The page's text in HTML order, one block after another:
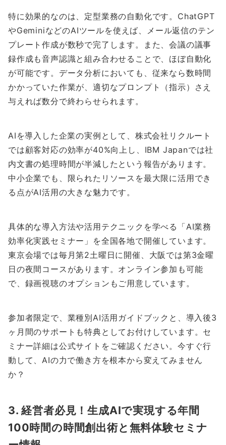
特に効果的なのは、定型業務の自動化です。ChatGPT
やGeminiなどのAIツールを使えば、メール返信のテン
プレート作成が数秒で完了します。また、会議の議事
録作成も音声認識と組み合わせることで、ほぼ自動化
が可能です。データ分析においても、従来なら数時間
かかっていた作業が、適切なプロンプト（指示）さえ
与えれば数分で終わらせられます。
AIを導入した企業の実例として、株式会社リクルート
では顧客対応の効率が40%向上し、IBM Japanでは社
内文書の処理時間が半減したという報告があります。
中小企業でも、限られたリソースを最大限に活用でき
る点がAI活用の大きな魅力です。
具体的な導入方法や活用テクニックを学べる「AI業務
効率化実践セミナー」を全国各地で開催しています。
東京会場では毎月第2土曜日に開催、大阪では第3金曜
日の夜間コースがあります。オンライン参加も可能
で、録画視聴のオプションもご用意しています。
参加者限定で、業種別AI活用ガイドブックと、導入後3
ヶ月間のサポートも特典としてお付けしています。セ
ミナー詳細は公式サイトをご確認ください。今すぐ行
動して、AIの力で働き方を根本から変えてみません
か？
3. 経営者必見！生成AIで実現する年間
100時間の時間創出術と無料体験セミナ